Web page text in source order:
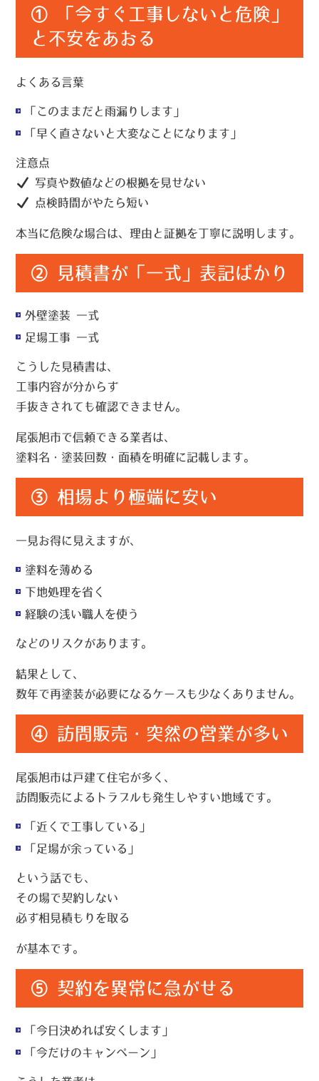
① 「今すぐ工事しないと危険」
と不安をあおる
よくある言葉
「このままだと雨漏りします」
「早く直さないと大変なことになります」
注意点
写真や数値などの根拠を見せない
点検時間がやたら短い
本当に危険な場合は、 理由と証拠を丁寧に説明 します。
② 見積書が「一式」表記ばかり
外壁塗装 一式
足場工事 一式
こうした見積書は、
工事内容が分からず
手抜きされても確認できません。
尾張旭市で信頼できる業者は、
塗料名・塗装回数・面積を明確に記載します。
③ 相場より極端に安い
一見お得に見えますが、
塗料を薄める
下地処理を省く
経験の浅い職人を使う
などのリスクがあります。
結果として、
数年で再塗装が必要になるケース も少なくありません。
④ 訪問販売・突然の営業が多い
尾張旭市は戸建て住宅が多く、
訪問販売によるトラブルも発生しやすい地域です。
「近くで工事している」
「足場が余っている」
という話でも、
その場で契約しない
必ず相見積もりを取る
が基本です。
⑤ 契約を異常に急がせる
「今日決めれば安くします」
「今だけのキャンペーン」